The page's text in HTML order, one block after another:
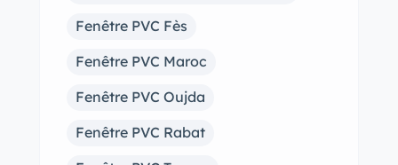
Fenêtre PVC Fès
Fenêtre PVC Maroc
Fenêtre PVC Oujda
Fenêtre PVC Rabat